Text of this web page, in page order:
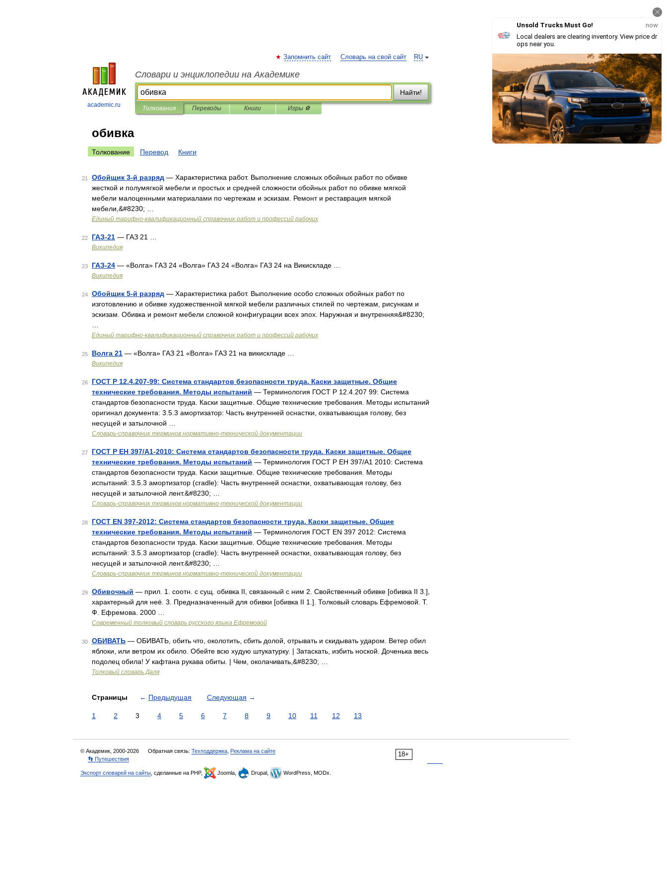
academic.ru
RU
Запомнить сайт Словарь на свой сайт
Словари и энциклопедии на Академике
Найти!
Толкования Переводы Книги Игры ⚽
обивка
Толкование Перевод Книги
21 Обойщик 3-й разряд — Характеристика работ. Выполнение сложных обойных работ по обивке
жесткой и полумягкой мебели и простых и средней сложности обойных работ по обивке мягкой
мебели малоценными материалами по чертежам и эскизам. Ремонт и реставрация мягкой
мебели,&#8230; …
Единый тарифно-квалификационный справочник работ и профессий рабочих
22 ГАЗ-21 — ГАЗ 21 …
Википедия
23 ГАЗ-24 — «Волга» ГАЗ 24 «Волга» ГАЗ 24 «Волга» ГАЗ 24 на Викискладе …
Википедия
24 Обойщик 5-й разряд — Характеристика работ. Выполнение особо сложных обойных работ по
изготовлению и обивке художественной мягкой мебели различных стилей по чертежам, рисункам и
эскизам. Обивка и ремонт мебели сложной конфигурации всех эпох. Наружная и внутренняя&#8230;
Единый тарифно-квалификационный справочник работ и профессий рабочих
25 Волга 21 — «Волга» ГАЗ 21 «Волга» ГАЗ 21 на викискладе …
Википедия
26
ГОСТ Р 12.4.207-99: Система стандартов безопасности труда. Каски защитные. Общие
технические требования. Методы испытаний — Терминология ГОСТ Р 12.4.207 99: Система
стандартов безопасности труда. Каски защитные. Общие технические требования. Методы испытаний
оригинал документа: 3.5.3 амортизатор: Часть внутренней оснастки, охватывающая голову, без
несущей и затылочной …
Словарь-справочник терминов нормативно-технической документации
27
ГОСТ Р ЕН 397/А1-2010: Система стандартов безопасности труда. Каски защитные. Общие
технические требования. Методы испытаний — Терминология ГОСТ Р ЕН 397/А1 2010: Система
стандартов безопасности труда. Каски защитные. Общие технические требования. Методы
испытаний: 3.5.3 амортизатор (cradle): Часть внутренней оснастки, охватывающая голову, без
несущей и затылочной лент.&#8230; …
Словарь-справочник терминов нормативно-технической документации
28
ГОСТ EN 397-2012: Система стандартов безопасности труда. Каски защитные. Общие
технические требования. Методы испытаний — Терминология ГОСТ EN 397 2012: Система
стандартов безопасности труда. Каски защитные. Общие технические требования. Методы
испытаний: 3.5.3 амортизатор (cradle): Часть внутренней оснастки, охватывающая голову, без
несущей и затылочной лент.&#8230; …
Словарь-справочник терминов нормативно-технической документации
29 Обивочный — прил. 1. соотн. с сущ. обивка II, связанный с ним 2. Свойственный обивке [обивка II 3.],
характерный для неё. 3. Предназначенный для обивки [обивка II 1.]. Толковый словарь Ефремовой. Т.
Ф. Ефремова. 2000 …
Современный толковый словарь русского языка Ефремовой
30 ОБИВАТЬ — ОБИВАТЬ, обить что, околотить, сбить долой, отрывать и скидывать ударом. Ветер обил
яблоки, или ветром их обило. Обейте всю худую штукатурку. | Затаскать, избить ноской. Доченька весь
подолец обила! У кафтана рукава обиты. | Чем, околачивать,&#8230; …
Толковый словарь Даля
Страницы ← Предыдущая Следующая →
1 2 3 4 5 6 7 8 9 10 11 12 13
18+
© Академик, 2000-2026 Обратная связь: Техподдержка Реклама на сайте
👣 Путешествия
Экспорт словарей на сайты , сделанные на PHP, Joomla, Drupal, WordPress, MODx.